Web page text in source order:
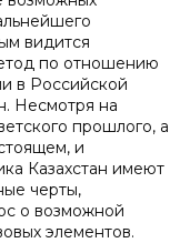
видится
по отношению
в Российской
Несмотря на
прошлого, а
и
Казахстан имеют
черты,
о возможной
элементов.